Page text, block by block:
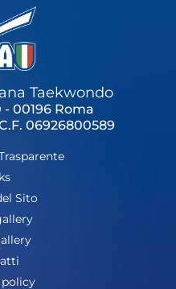
Taekwondo
- 00196 Roma
06926800589
Sito